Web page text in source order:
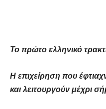
Το πρώτο ελληνικό
Η επιχείρηση που
και λειτουργούν μέχρι